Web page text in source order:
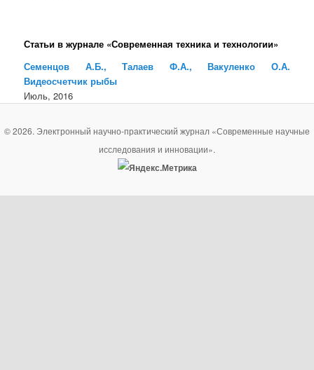
Статьи в журнале «Современная техника и технологии»
Семенцов А.Б., Талаев Ф.А., Вакуленко О.А.
Видеосчетчик рыбы
Июль, 2016
© 2026. Электронный научно-практический журнал «Современные научные
исследования и инновации».